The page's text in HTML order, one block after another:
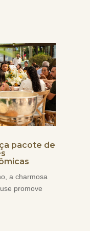
pacote de
a charmosa
promove